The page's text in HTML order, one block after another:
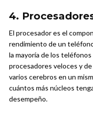
4.
El procesador es el
rendimiento de un
la mayoría de los
procesadores veloces y
varios cerebros en un
cuántos más núcleos
desempeño.